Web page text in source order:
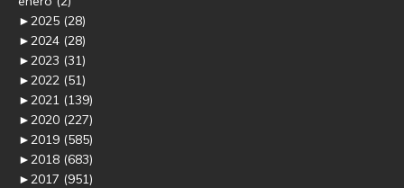
►2025 (28)
►2024 (28)
►2023 (31)
►2022 (51)
►2021 (139)
►2020 (227)
►2019 (585)
►2018 (683)
►2017 (951)